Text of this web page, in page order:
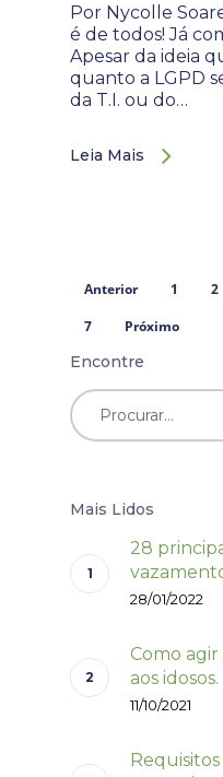
Por Nycolle
é de todos! Já
Apesar da ideia
quanto a LGPD
da T.I. ou do…
Leia Mais
Anterior 1 2
7 Próximo
Encontre
Mais Lidos
28
28/01/2022
Como agir
aos idosos.
11/10/2021